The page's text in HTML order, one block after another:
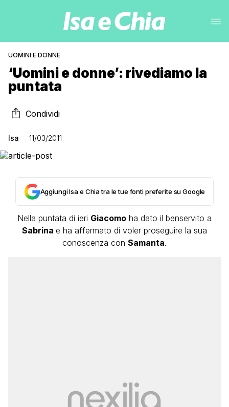
UOMINI E DONNE
‘Uomini e donne’: rivediamo la
puntata
Condividi
Isa 11/03/2011
Aggiungi Isa e Chia tra le tue fonti preferite su Google
Nella puntata di ieri Giacomo ha dato il benservito a
Sabrina e ha affermato di voler proseguire la sua
conoscenza con Samanta.